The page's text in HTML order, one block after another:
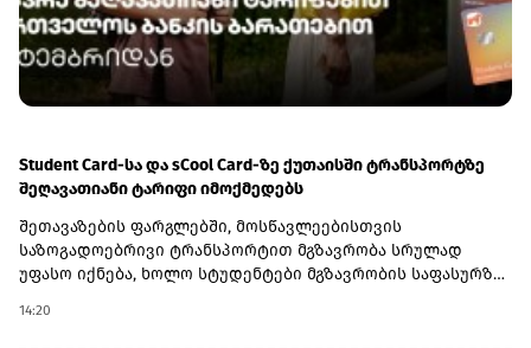
Student Card-სა და sCool Card-ზე ქუთაისში ტრანსპორტზე
შეღავათიანი ტარიფი იმოქმედებს
შეთავაზების ფარგლებში, მოსწავლეებისთვის
საზოგადოებრივი ტრანსპორტით მგზავრობა სრულად
უფასო იქნება, ხოლო სტუდენტები მგზავრობის საფასურზე
14:20